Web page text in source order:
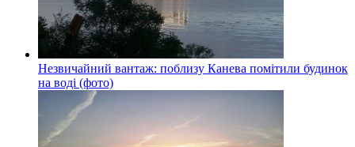
Незвичайний вантаж: поблизу Канева помітили будинок
на воді (фото)